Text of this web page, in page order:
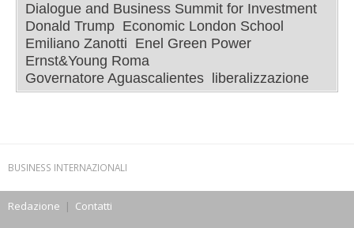
Dialogue and Business Summit for Investment
Donald Trump Economic London School
Emiliano Zanotti Enel Green Power
Ernst&Young Roma
Governatore Aguascalientes
liberalizzazione
BUSINESS INTERNAZIONALI
Redazione | Contatti